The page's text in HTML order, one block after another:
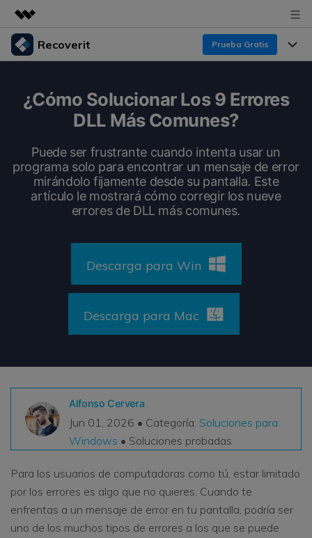
Productos destacados
Utilidades
Empresas
Sala de prensa
Recoverit Prueba Gratis
Líder en recuperación para Windows
Pruébalo Gratis
Recupera datos ilimitados del sistema Mac
Recoverit Gratis
Recupera datos perdidos/eliminados gratis
Pruébalo Gratis
Otros Productos
Repairit - Reparar Datos
UBackit - Respaldar Datos
Recuperar de Unidades
Recuperar Medios Borrados
Escenarios de Pérdida de Datos
Recursos
Por qué Recoverit
Experto en Recuperación de Datos
Historias de Clientes
search
¿Cómo Solucionar Los 9 Errores
DLL Más Comunes?
Puede ser frustrante cuando intenta usar un
programa solo para encontrar un mensaje de error
mirándolo fijamente desde su pantalla. Este
artículo le mostrará cómo corregir los nueve
errores de DLL más comunes.
Descarga para Win
Descarga para Mac
Alfonso Cervera
Jun 01, 2026 • Categoría: Soluciones para
Windows • Soluciones probadas
Para los usuarios de computadoras como tú, estar limitado
por los errores es algo que no quieres. Cuando te
enfrentas a un mensaje de error en tu pantalla, podría ser
uno de los muchos tipos de errores a los que se puede